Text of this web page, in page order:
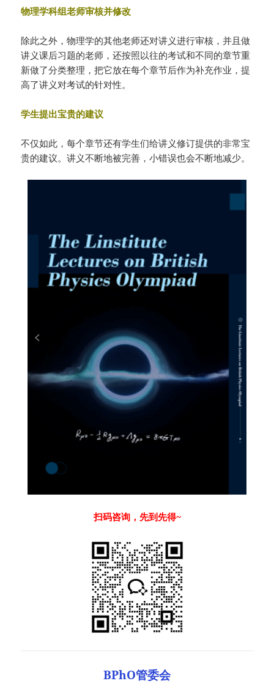
物理学科组老师审核并修改
除此之外，物理学的其他老师还对讲义进行审核，并且做
讲义课后习题的老师，还按照以往的考试和不同的章节重
新做了分类整理，把它放在每个章节后作为补充作业，提
高了讲义对考试的针对性。
学生提出宝贵的建议
不仅如此，每个章节还有学生们给讲义修订提供的非常宝
贵的建议。讲义不断地被完善，小错误也会不断地减少。
扫码咨询，先到先得~
BPhO管委会